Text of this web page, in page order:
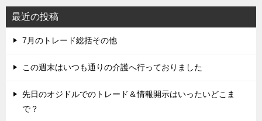
最近の投稿
7月のトレード総括その他
この週末はいつも通りの介護へ行っておりました
先日のオジドルでのトレード＆情報開示はいったいどこま
で？